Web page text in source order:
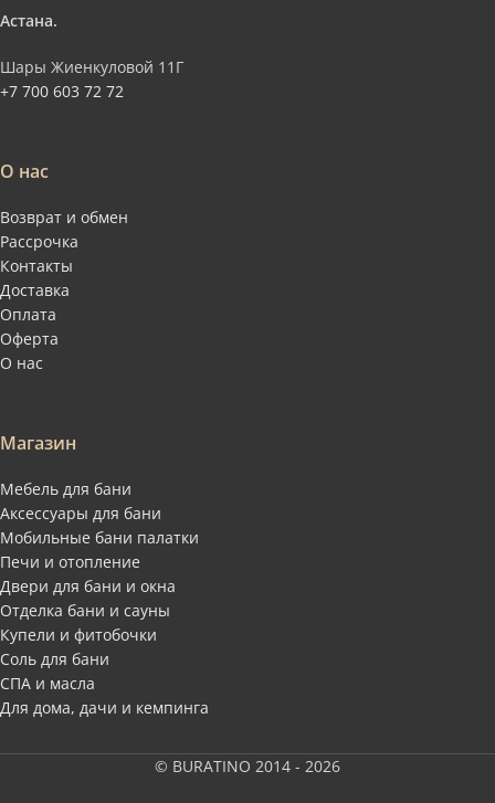
Астана.
Шары Жиенкуловой 11Г
+7 700 603 72 72
О нас
Возврат и обмен
Рассрочка
Контакты
Доставка
Оплата
Оферта
О нас
Магазин
Мебель для бани
Аксессуары для бани
Мобильные бани палатки
Печи и отопление
Двери для бани и окна
Отделка бани и сауны
Купели и фитобочки
Соль для бани
СПА и масла
Для дома, дачи и кемпинга
© BURATINO 2014 - 2026